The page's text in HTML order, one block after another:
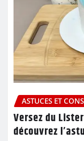
ASTUCES ET
Versez du
découvrez